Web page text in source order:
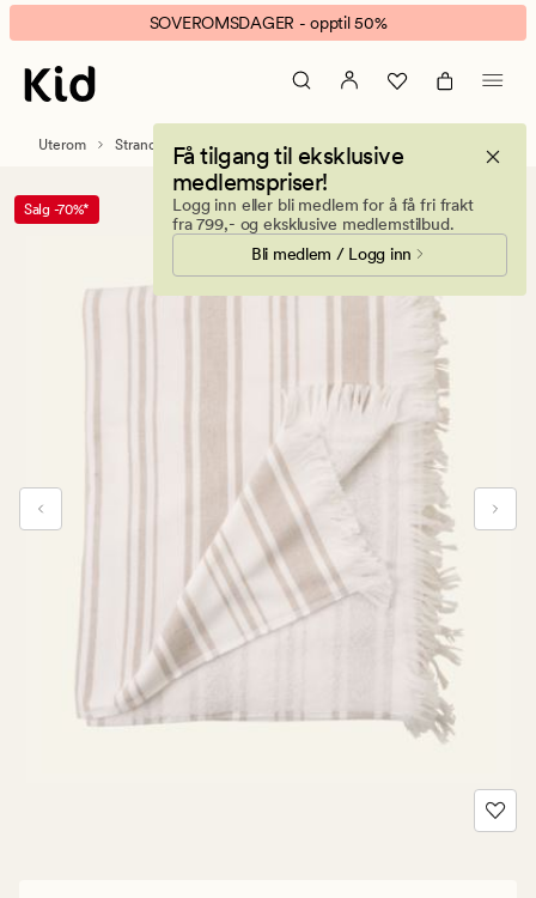
Yuno
badehåndkle
beige
banner.
Klikk
ESCAPE
pause.
SOVEROMSDAGER - opptil 50%
Få tilgang til eksklusive
medlemspriser!
Logg inn eller bli medlem for å få fri frakt
fra 799,- og eksklusive medlemstilbud.
Bli medlem / Logg inn
Uterom Strandhåndklær
Salg -70%*